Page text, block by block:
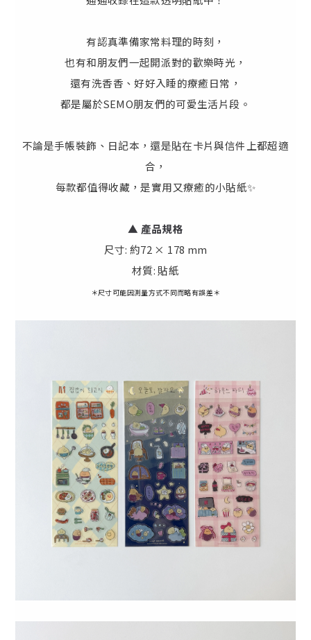
有認真準備家常料理的時刻，
也有和朋友們一起開派對的歡樂時光，
還有洗香香、好好入睡的療癒日常，
都是屬於SEMO朋友們的可愛生活片段。
不論是手帳裝飾、日記本，還是貼在卡片與信件上都超適
合，
每款都值得收藏，是實用又療癒的小貼紙✨
▲ 產品規格
尺寸: 約72 × 178 mm
材質: 貼紙
＊尺寸可能因測量方式不同而略有誤差＊